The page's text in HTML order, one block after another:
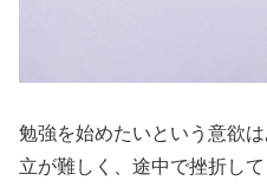
勉強を始めたいという意欲
立が難しく、途中で挫折し